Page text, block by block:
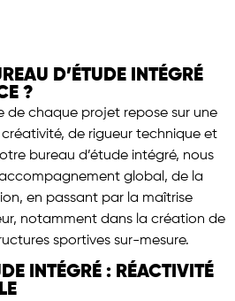
D’ÉTUDE INTÉGRÉ
?
de chaque projet repose sur une
de rigueur technique et
bureau d’étude intégré, nous
global, de la
en passant par la maîtrise
notamment dans la création de
sportives sur-mesure.
INTÉGRÉ : RÉACTIVITÉ